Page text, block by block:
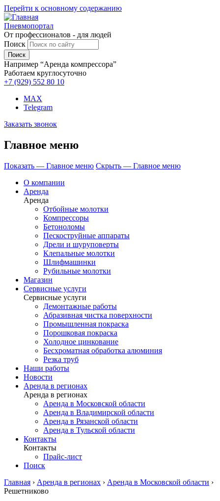
Перейти к основному содержанию
Пневмопортал
От профессионалов - для людей
Поиск
Например “Аренда компрессора”
Работаем круглосуточно
+7 (929) 552 80 10
MAX
Telegram
Заказать звонок
Главное меню
Показать — Главное меню Скрыть — Главное меню
О компании
Аренда
Аренда
Отбойные молотки
Компрессоры
Бетоноломы
Пескоструйные аппараты
Дрели и шуруповерты
Клепальные молотки
Шлифмашинки
Рубильные молотки
Магазин
Сервисные услуги
Сервисные услуги
Демонтажные работы
Абразивная чистка поверхности
Промышленная покраска
Порошковая покраска
Холодное цинкование
Бесхроматная обработка алюминия
Резка труб
Наши работы
Новости
Аренда в регионах
Аренда в регионах
Аренда в Московской области
Аренда в Владимирской области
Аренда в Рязанской области
Аренда в Тульской области
Контакты
Контакты
Прайс-лист
Поиск
Главная › Аренда в регионах › Аренда в Московской области ›
Решетниково